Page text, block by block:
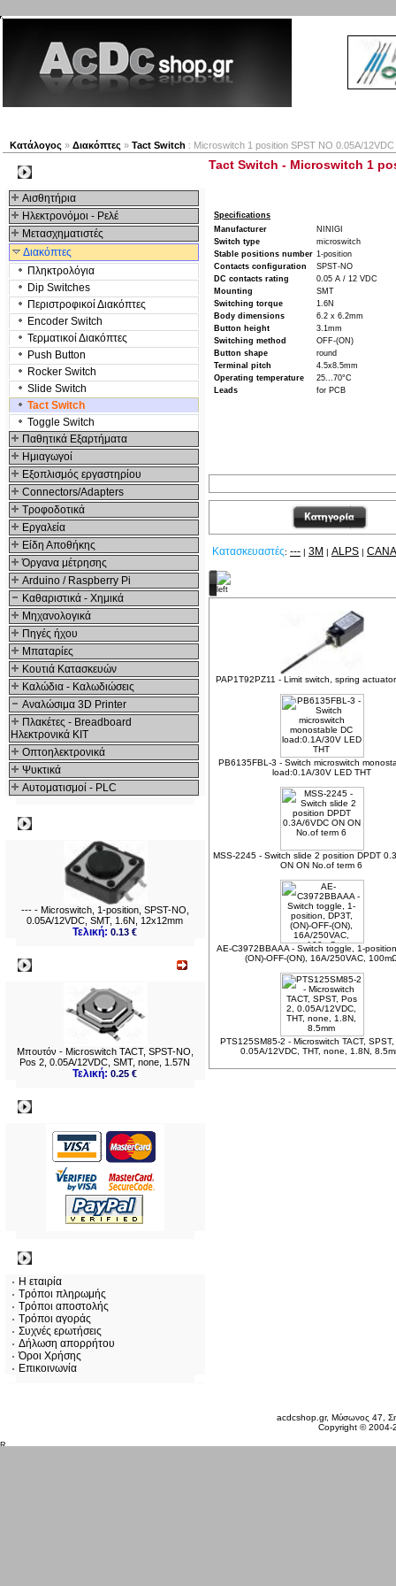
Κατάλογος » Διακόπτες » Tact Switch : Microswitch 1 position SPST NO 0.05A/
Αισθητήρια
Ηλεκτρονόμοι - Ρελέ
Μετασχηματιστές
Διακόπτες
Πληκτρολόγια
Dip Switches
Περιστροφικοί Διακόπτες
Encoder Switch
Τερματικοί Διακόπτες
Push Button
Rocker Switch
Slide Switch
Tact Switch
Toggle Switch
Παθητικά Εξαρτήματα
Hμιαγωγοί
Εξοπλισμός εργαστηρίου
Connectors/Adapters
Τροφοδοτικά
Εργαλεία
Είδη Αποθήκης
Όργανα μέτρησης
Arduino / Raspberry Pi
Καθαριστικά - Χημικά
Μηχανολογικά
Πηγές ήχου
Μπαταρίες
Κουτιά Κατασκευών
Καλώδια - Καλωδιώσεις
Αναλώσιμα 3D Printer
Πλακέτες - Breadboard
Ηλεκτρονικά ΚΙΤ
Οπτοηλεκτρονικά
Ψυκτικά
Αυτοματισμοί - PLC
--- - Microswitch, 1-position, SPST-NO,
0.05A/12VDC, SMT, 1.6N, 12x12mm
Τελική:0.13 €
Μπουτόν - Microswitch TACT, SPST-NO,
Pos 2, 0.05A/12VDC, SMT, none, 1.57N
Τελική:0.25 €
Η εταιρία
Τρόποι πληρωμής
Τρόποι αποστολής
Τρόποι αγοράς
Συχνές ερωτήσεις
Δήλωση απορρήτου
Όροι Χρήσης
Επικοινωνία
Tact Switch - Microswitch 1
Specifications
Manufacturer
NINIGI
Switch type
microswitch
Stable positions number 1-position
Contacts configuration
SPST-NO
DC contacts rating
0.05 A / 12 VDC
Mounting
SMT
Switching torque
1.6N
Body dimensions
6.2 x 6.2mm
Button height
3.1mm
Switching method
OFF-(ON)
Button shape
round
Terminal pitch
4.5x8.5mm
Operating temperature
25...70°C
Leads
for PCB
Κατασκευαστές: --- | 3M | ALPS |
PAP1T92PZ11 - Limit switch, spring
PB6135FBL-3 - Switch microswitch
load:0.1A/30V LED THT
MSS-2245 - Switch slide 2 position DPDT
ON ON No.of term 6
AE-C3972BBAAA - Switch toggle, 1-
(ON)-OFF-(ON), 16A/250VAC,
PTS125SM85-2 - Microswitch TACT,
0.05A/12VDC, THT, none, 1.8N,
acdcshop.gr, Μύσωνος 47,
Copyright ©